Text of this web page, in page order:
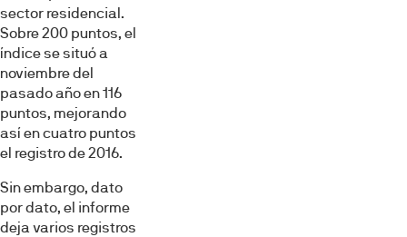
sector residencial.
Sobre 200 puntos, el
índice se situó a
noviembre del
pasado año en 116
puntos, mejorando
así en cuatro puntos
el registro de 2016.
Sin embargo, dato
por dato, el informe
deja varios registros